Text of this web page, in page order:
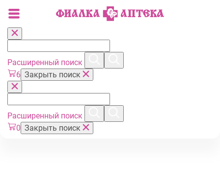
Расширенный поиск
6 Закрыть поиск
Расширенный поиск
0 Закрыть поиск